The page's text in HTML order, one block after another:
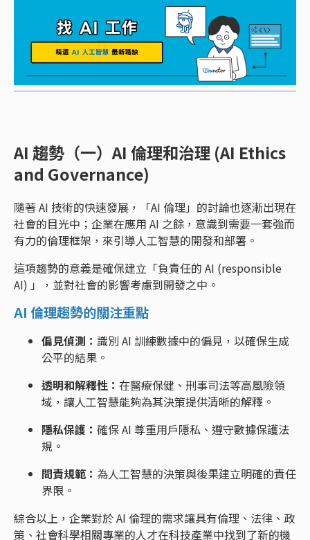
AI 趨勢（一）AI 倫理和治理 (AI Ethics
and Governance)
隨著 AI 技術的快速發展，「AI 倫理」的討論也逐漸出現在
社會的目光中；企業在應用 AI 之餘，意識到需要一套強而
有力的倫理框架，來引導人工智慧的開發和部署。
這項趨勢的意義是確保建立「負責任的 AI (responsible
AI) 」，並對社會的影響考慮到開發之中。
AI 倫理趨勢的關注重點
偏見偵測： 識別 AI 訓練數據中的偏見，以確保生成
公平的結果。
透明和解釋性： 在醫療保健、刑事司法等高風險領
域，讓人工智慧能夠為其決策提供清晰的解釋。
隱私保護： 確保 AI 尊重用戶隱私、遵守數據保護法
規。
問責規範： 為人工智慧的決策與後果建立明確的責任
界限。
綜合以上，企業對於 AI 倫理的需求讓具有倫理、法律、政
策、社會科學相關專業的人才在科技產業中找到了新的機